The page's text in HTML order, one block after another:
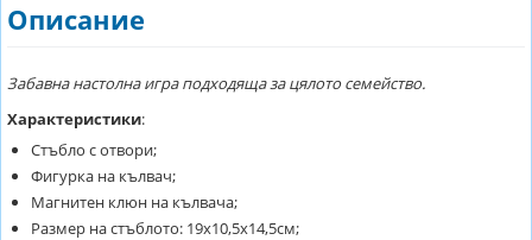
Описание
Забавна настолна игра подходяща за цялото семейство.
Характеристики:
Стъбло с отвори;
Фигурка на кълвач;
Магнитен клюн на кълвача;
Размер на стъблото: 19х10,5х14,5см;